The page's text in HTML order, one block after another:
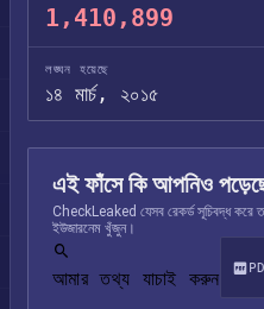
1,410,899
লঙ্ঘন হয়েছে
১৪ মার্চ, ২০১৫
এই ফাঁসে কি আপনিও
CheckLeaked যেসব রেকর্ড সূচিবদ্ধ করে
ইউজারনেম খুঁজুন।
আমার তথ্য যাচাই করুন